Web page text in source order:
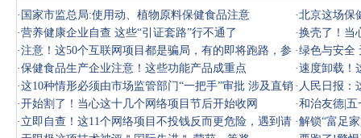
· 国家市监总局:使用动、植物原料保健食品注意 ·北京这场保
·营养健康企业自查 这些“引证套路”行不通了 ·换壳了！当
上当！
·注意！这50个互联网项目都是骗局，有的即将跑路，参
与一个就
·绿色与安全
·保健食品生产企业注意！这些功能产品成重点 ·速度卸载！
中招！
·这10种情形必须由市场监管部门“一把手”审批 涉及直销
与传销
· 人民日报：
·开始割了！当心这十几个网络项目节后开始收网 ·和治友德|
· 立即自查！这11个网络项目不投钱反而更危险，遇到请 ·解锁“富足